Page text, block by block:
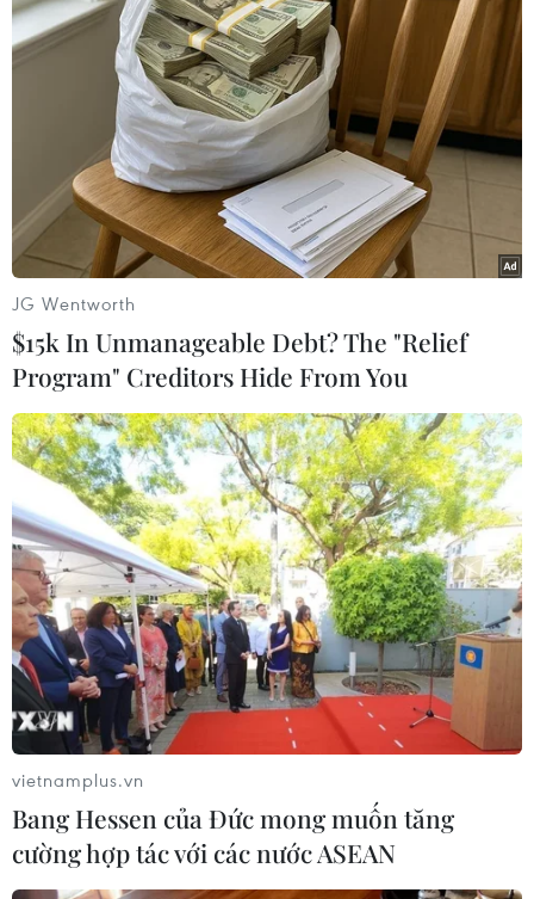
Hình ảnh các tăng ni, Phật tử cùng bà con nhân dân thắp
hương tưởng niệm, cầu siêu cho các nạn nhân vụ chìm canô.
(Ảnh: Trịnh Bang Nhiệm/TTXVN)
Các tăng ni, Phật tử cùng bà con nhân dân thắp hương tưởng
niệm, cầu siêu cho các nạn nhân vụ chìm canô. (Ảnh: Trịnh
Bang Nhiệm/TTXVN)
(TTXVN/Vietnam+)
JG Wentworth
$15k In Unmanageable Debt? The "Relief
Program" Creditors Hide From You
vietnamplus.vn
Bang Hessen của Đức mong muốn tăng
cường hợp tác với các nước ASEAN